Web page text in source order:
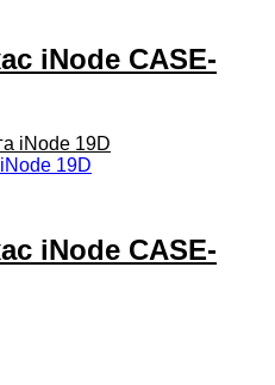
iNode CASE-
19D
iNode CASE-